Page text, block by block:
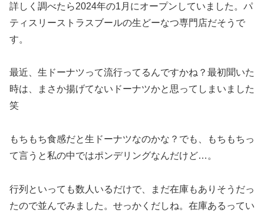
詳しく調べたら2024年の1月にオープンしていました。パ
ティスリーストラスブールの生どーなつ専門店だそうで
す。
最近、生ドーナツって流行ってるんですかね？最初聞いた
時は、まさか揚げてないドーナツかと思ってしまいました
笑
もちもち食感だと生ドーナツなのかな？でも、もちもちっ
て言うと私の中ではポンデリングなんだけど…。
行列といっても数人いるだけで、まだ在庫もありそうだっ
たので並んでみました。せっかくだしね。在庫あるってい